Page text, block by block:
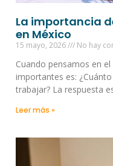
La importancia
en México
15 mayo, 2026 No hay
Cuando pensamos en
importantes es:
trabajar? La respuesta
Leer más »